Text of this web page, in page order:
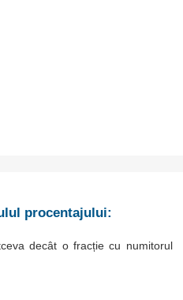
procentajului:
decât o fracție cu numitorul